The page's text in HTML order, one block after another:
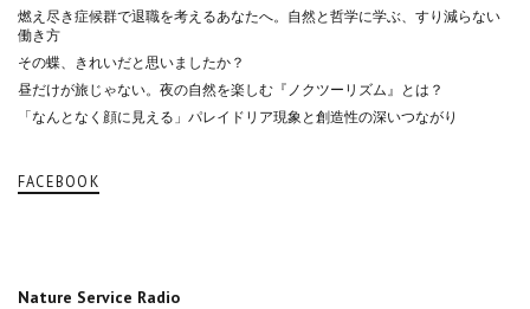
燃え尽き症候群で退職を考えるあなたへ。自然と哲学に学ぶ、すり減らない
働き方
その蝶、きれいだと思いましたか？
昼だけが旅じゃない。夜の自然を楽しむ『ノクツーリズム』とは？
「なんとなく顔に見える」パレイドリア現象と創造性の深いつながり
FACEBOOK
Nature Service Radio